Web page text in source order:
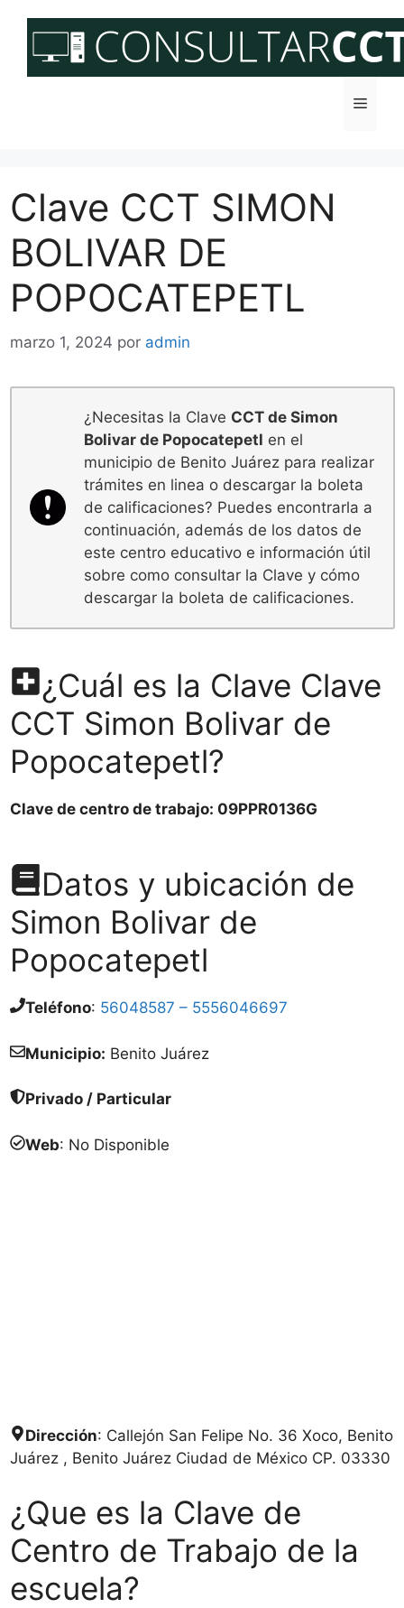
contenido
Menú
Clave CCT SIMON
BOLIVAR DE
POPOCATEPETL
marzo 1, 2024 por admin
¿Necesitas la Clave CCT de Simon
Bolivar de Popocatepetl en el
municipio de Benito Juárez para realizar
trámites en linea o descargar la boleta
de calificaciones? Puedes encontrarla a
continuación, además de los datos de
este centro educativo e información útil
sobre como consultar la Clave y cómo
descargar la boleta de calificaciones.
¿Cuál es la Clave Clave
CCT Simon Bolivar de
Popocatepetl?
Clave de centro de trabajo: 09PPR0136G
Datos y ubicación de
Simon Bolivar de
Popocatepetl
Teléfono: 56048587 – 5556046697
Municipio: Benito Juárez
Privado / Particular
Web: No Disponible
Dirección: Callejón San Felipe No. 36 Xoco, Benito
Juárez , Benito Juárez Ciudad de México CP. 03330
¿Que es la Clave de
Centro de Trabajo de la
escuela?